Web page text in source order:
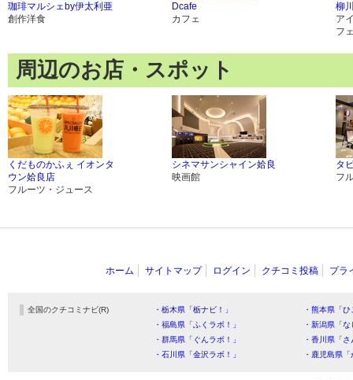
珈琲マルシェby伊太利亜
創作洋食
Dcafe
カフェ
柳
ア
フ
周辺のお店・スポット
くだものかふぇ イオンタ
ウン姶良店
フルーツ・ジュース
シネマサンシャイン姶良
映画館
タ
フ
ホーム サイトマップ ログイン クチコミ投稿 プラ
全国のクチコミナビ(R) ・栃木県「栃ナビ！」
・熊本県「
・福島県「ふくラボ！」
・新潟県「
・群馬県「ぐんラボ！」
・香川県「
・石川県「金沢ラボ！」
・鹿児島県